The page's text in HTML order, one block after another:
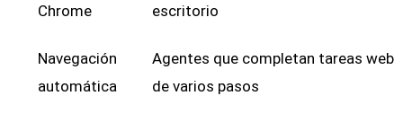
Chrome
escritorio
Navegación
automática
Agentes que completan tareas web
de varios pasos